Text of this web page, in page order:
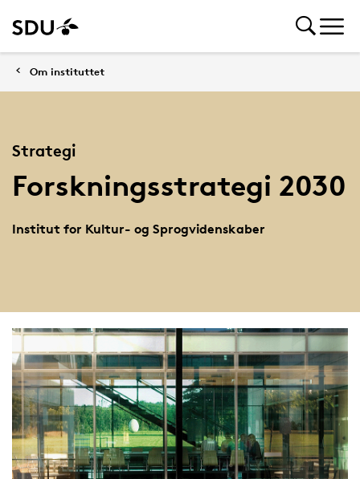
Om instituttet
Strategi
Forskningsstrategi 2030
Institut for Kultur- og Sprogvidenskaber